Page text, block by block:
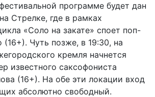
программе будет дан
Стрелке, где в рамках
«Соло на закате» споет поп-
(16+). Чуть позже, в 19:30, на
кремля начнется
известного саксофониста
(16+). На обе эти локации вход
абсолютно свободный.